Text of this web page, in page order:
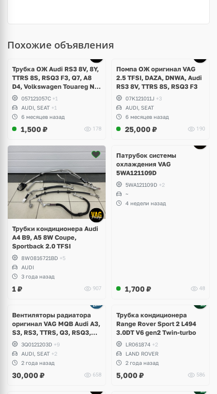
Похожие объявления
Трубка ОЖ Audi RS3 8V, 8Y,
TTRS 8S, RSQ3 F3, Q7, A8
D4, Volkswagen Touareg NF,
Seat Formentor Cupra 2.5
TFSI DAZA, DNWA, CZGB
057121057C +1
AUDI, SEAT +1
6 месяцев назад
1,500 ₽ 178
Помпа ОЖ оригинал VAG
2.5 TFSI, DAZA, DNWA, Audi
RS3 8V, TTRS 8S, RSQ3 F3
07K121011J +3
AUDI, SEAT
6 месяцев назад
25,000 ₽ 190
Трубки кондиционера Audi
A4 B9, A5 8W Coupe,
Sportback 2.0 TFSI
8W0816721BD +5
AUDI
3 года назад
1₽ 907
Патрубок системы
охлаждения VAG
5WA121109D
5WA121109D +2
~
4 недели назад
1,700 ₽ 48
Вентиляторы радиатора
оригинал VAG MQB Audi A3,
S3, RS3, TTRS, Q3, RSQ3,
Volkswagen Tiguan 2,
Allspace, Arteon, Passat B8,
Multivan, Transporter T6,
Skoda Kodiaq, Karoq,
Superb
3Q0121203D +9
AUDI, SEAT +2
2 года назад
30,000 ₽ 658
Трубка кондиционера
Range Rover Sport 2 L494
3.0DT V6 gen2 Twin-turbo
LR061874 +2
LAND ROVER
2 года назад
5,000 ₽ 586